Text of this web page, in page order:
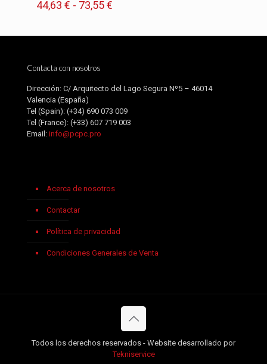
44,63 € - 73,55€Rango
desde
Contacta con nosotros
Dirección: C/ Arquitecto del Lago Segura Nº5 – 46014
Valencia (España)
Tel (Spain): (+34) 690 073 009
Tel (France): (+33) 607 719 003
Email: info@pcpc.pro
Acerca de nosotros
Contactar
Política de privacidad
Condiciones Generales de Venta
Todos los derechos reservados - Website desarrollado por
Tekniservice